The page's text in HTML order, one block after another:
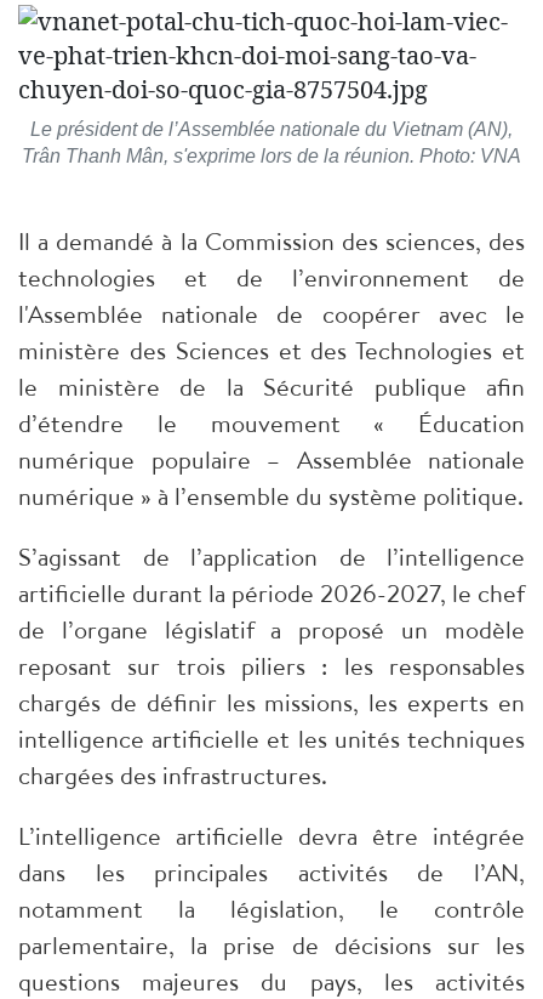
Le président de l’Assemblée nationale du Vietnam (AN),
Trân Thanh Mân, s'exprime lors de la réunion. Photo: VNA
Il a demandé à la Commission des sciences, des
technologies et de l’environnement de
l'Assemblée nationale de coopérer avec le
ministère des Sciences et des Technologies et
le ministère de la Sécurité publique afin
d’étendre le mouvement « Éducation
numérique populaire – Assemblée nationale
numérique » à l’ensemble du système politique.
S’agissant de l’application de l’intelligence
artificielle durant la période 2026-2027, le chef
de l’organe législatif a proposé un modèle
reposant sur trois piliers : les responsables
chargés de définir les missions, les experts en
intelligence artificielle et les unités techniques
chargées des infrastructures.
L’intelligence artificielle devra être intégrée
dans les principales activités de l’AN,
notamment la législation, le contrôle
parlementaire, la prise de décisions sur les
questions majeures du pays, les activités